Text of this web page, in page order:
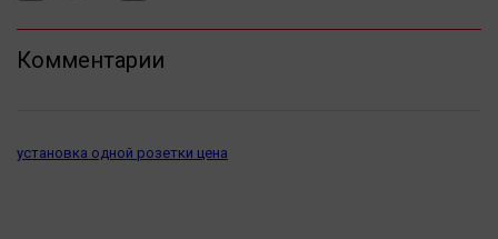
Светская жизнь
Комментарии
установка одной розетки цена